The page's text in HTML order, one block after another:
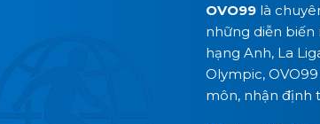
OVO99 là
những diễn biến
hạng Anh, La
Olympic,
môn, nhận định